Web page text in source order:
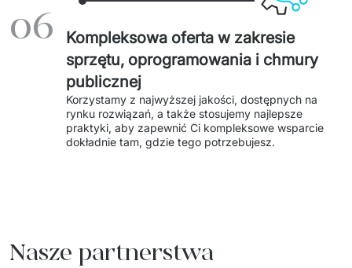
06
Kompleksowa oferta w zakresie
sprzętu, oprogramowania i chmury
publicznej
Korzystamy z najwyższej jakości, dostępnych na
rynku rozwiązań, a także stosujemy najlepsze
praktyki, aby zapewnić Ci kompleksowe wsparcie
dokładnie tam, gdzie tego potrzebujesz.
Nasze partnerstwa